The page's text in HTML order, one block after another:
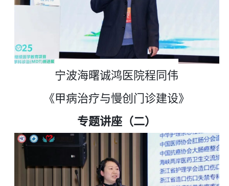
宁波海曙诚鸿医院程同伟
《甲病治疗与慢创门诊建设》
专题讲座（二）